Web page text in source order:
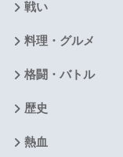
戦い
料理・グルメ
格闘・バトル
歴史
熱血